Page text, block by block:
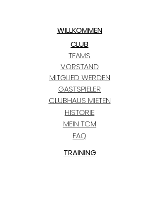
WILLKOMMEN
TEAMS
VORSTAND
CLUB
HISTORIE
MITGLIED WERDEN
GASTSPIELER
CLUBHAUS MIETEN
MEIN TCM
FAQ
TRAINING